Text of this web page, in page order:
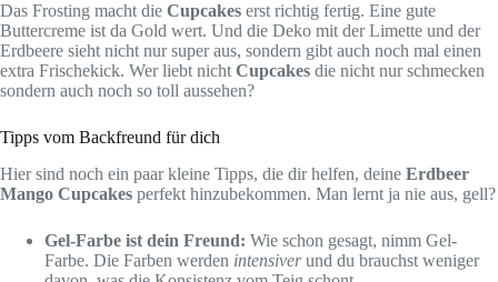
Das Frosting macht die Cupcakes erst richtig fertig. Eine gute
Buttercreme ist da Gold wert. Und die Deko mit der Limette und der
Erdbeere sieht nicht nur super aus, sondern gibt auch noch mal einen
extra Frischekick. Wer liebt nichtCupcakes die nicht nur schmecken
sondern auch noch so toll aussehen?
Tipps vom Backfreund für dich
Hier sind noch ein paar kleine Tipps, die dir helfen, deine Erdbeer
Mango Cupcakes perfekt hinzubekommen. Man lernt ja nie aus, gell?
Gel-Farbe ist dein Freund: Wie schon gesagt, nimm Gel-
Farbe. Die Farben werden intensiverund du brauchst weniger